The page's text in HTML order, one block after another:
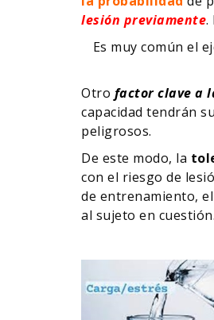
lesión previamente.
Es muy común el
Otro factor clave a
capacidad tendrán
peligrosos.
De este modo, la
con el riesgo de
de entrenamiento,
al sujeto en cuestión.